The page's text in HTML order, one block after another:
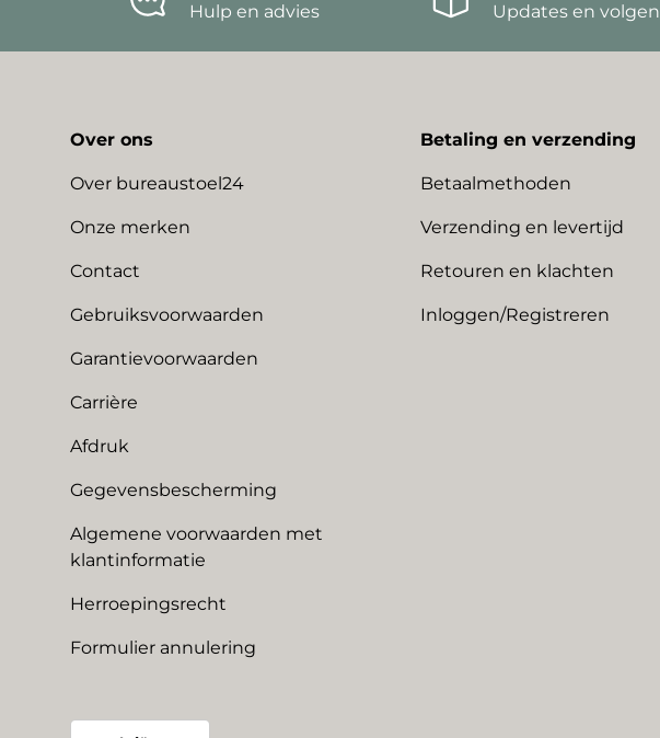
Hulp en advies
Updates en volgen
Over ons
Over bureaustoel24
Onze merken
Contact
Gebruiksvoorwaarden
Garantievoorwaarden
Carrière
Afdruk
Gegevensbescherming
Algemene voorwaarden met
klantinformatie
Herroepingsrecht
Formulier annulering
Betaling en verzending
Betaalmethoden
Verzending en levertijd
Retouren en klachten
Inloggen/Registreren